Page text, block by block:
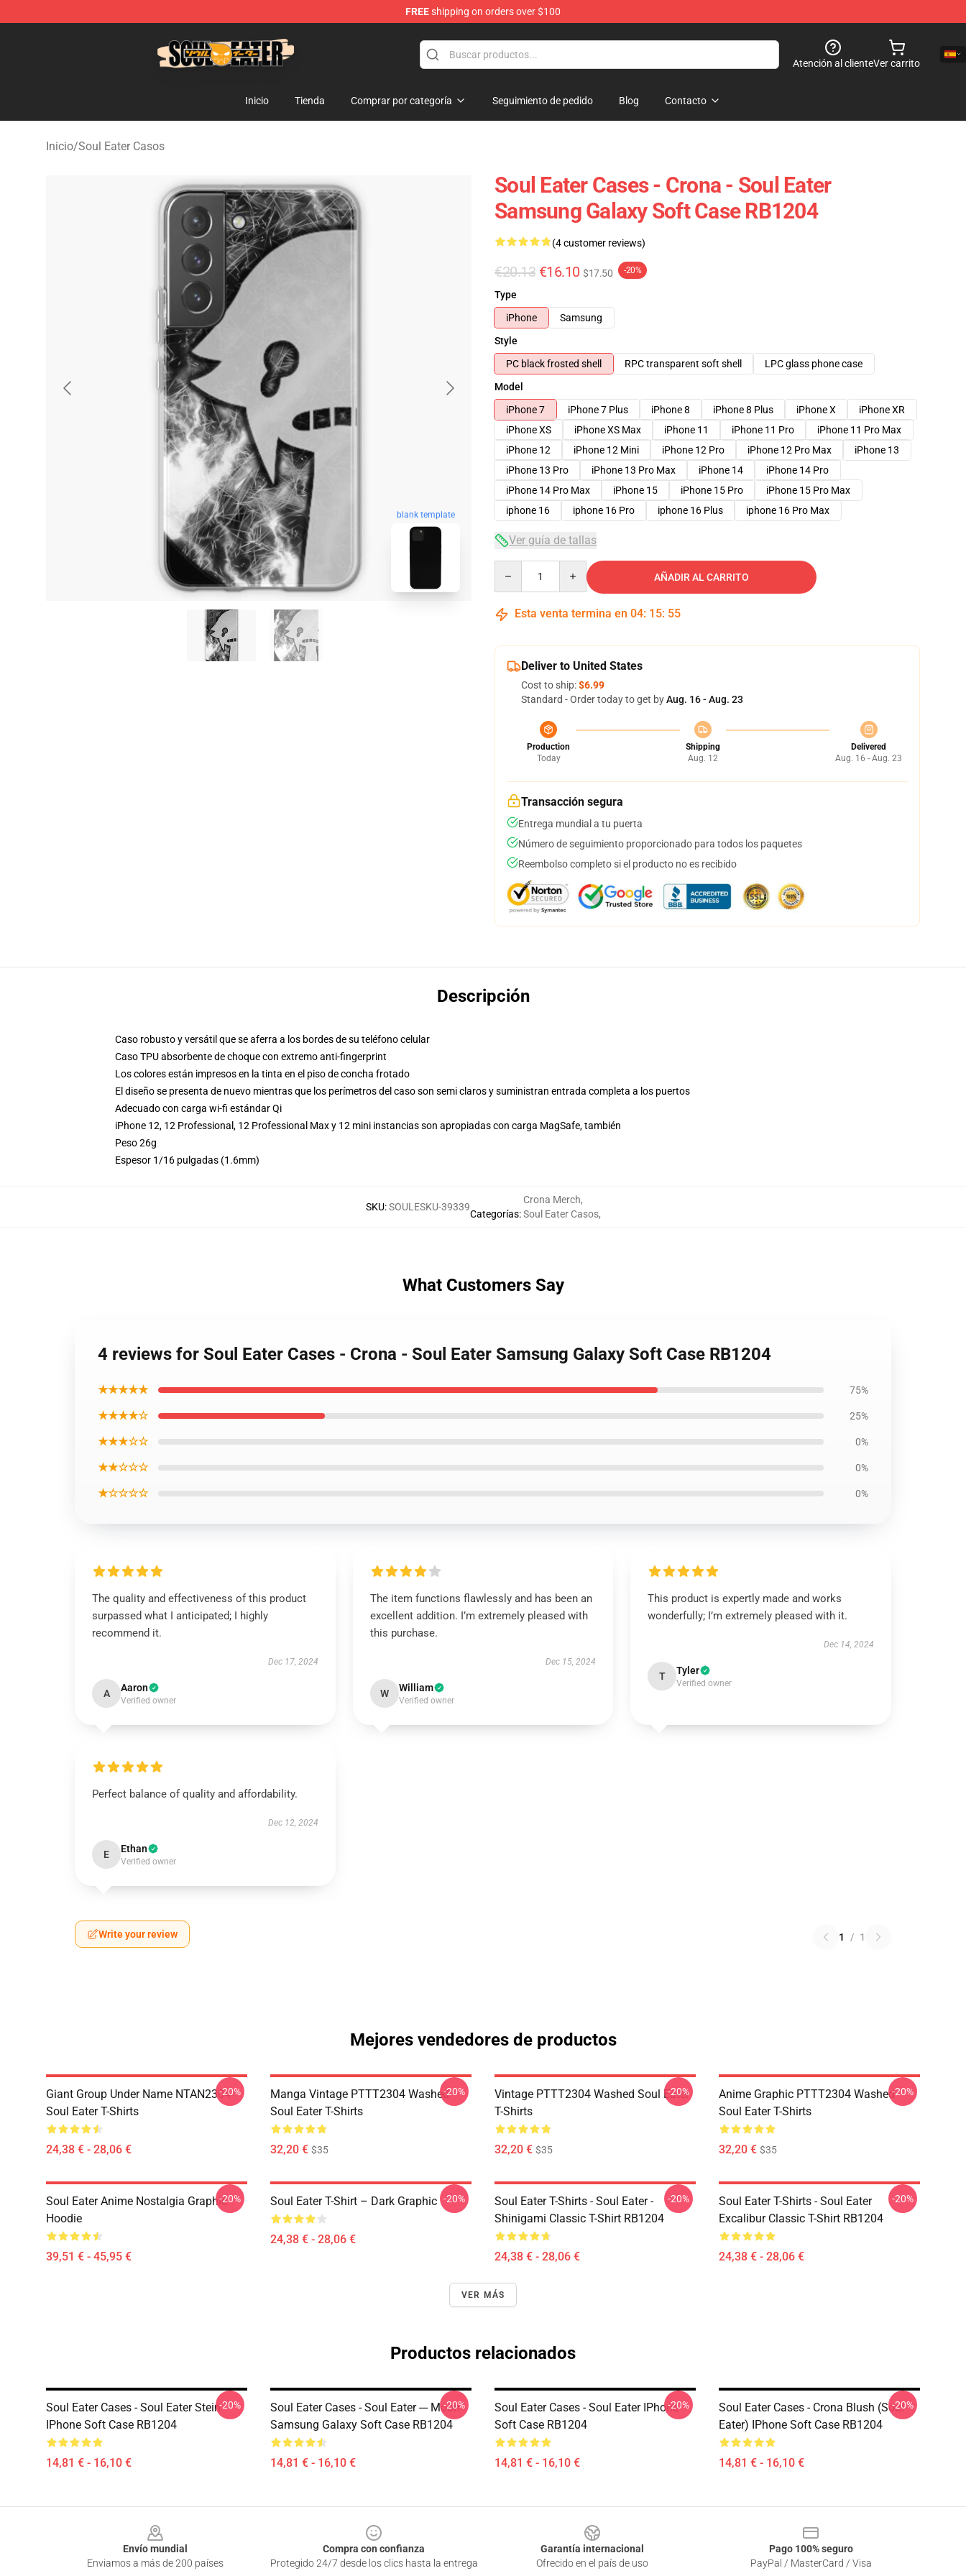
FREEshipping on orders over $100
Atención al clienteVer carrito
Inicio Tienda Comprar por categoría Seguimiento de pedido Blog Contacto
Inicio/Soul Eater Casos
blank template
Soul Eater Cases - Crona - Soul Eater
Samsung Galaxy Soft Case RB1204
(4 customer reviews)
€20.13 €16.10 $17.50 -20%
Type
iPhone
Samsung
Style
PC black frosted shell
RPC transparent soft shell
LPC glass phone case
Model
iPhone 7
iPhone 7 Plus iPhone 8 iPhone 8 Plus iPhone X
iPhone XR
iPhone XS
iPhone XS Max iPhone 11 iPhone 11 Pro
iPhone 11 Pro Max
iPhone 12
iPhone 12 Mini iPhone 12 Pro iPhone 12 Pro Max
iPhone 13
iPhone 13 Pro
iPhone 13 Pro Max iPhone 14
iPhone 14 Pro
iPhone 14 Pro Max
iPhone 15 iPhone 15 Pro
iPhone 15 Pro Max
iphone 16
iphone 16 Pro iphone 16 Plus iphone 16 Pro Max
Ver guía de tallas
AÑADIR AL CARRITO
Esta venta termina en 04: 15: 54
Deliver to United States
Cost to ship:$6.99
Standard - Order today to get byAug. 16 - Aug. 23
Production
Today
Shipping
Aug. 12
Delivered
Aug. 16 - Aug. 23
Transacción segura
Entrega mundial a tu puerta
Número de seguimiento proporcionado para todos los paquetes
Reembolso completo si el producto no es recibido
Descripción
Caso robusto y versátil que se aferra a los bordes de su teléfono celular
Caso TPU absorbente de choque con extremo anti-fingerprint
Los colores están impresos en la tinta en el piso de concha frotado
El diseño se presenta de nuevo mientras que los perímetros del caso son semi claros y suministran entrada completa a los puertos
Adecuado con carga wi-fi estándar Qi
iPhone 12, 12 Professional, 12 Professional Max y 12 mini instancias son apropiadas con carga MagSafe, también
Peso 26g
Espesor 1/16 pulgadas (1.6mm)
SKU:SOULESKU-39339
Categorías:
Crona Merch,
Soul Eater Casos,
What Customers Say
4 reviews for Soul Eater Cases - Crona - Soul Eater Samsung Galaxy Soft Case RB1204
★★★★★ 75%
★★★★☆ 25%
★★★☆☆ 0%
★★☆☆☆ 0%
★☆☆☆☆ 0%
The quality and effectiveness of this product
surpassed what I anticipated; I highly
recommend it.
Dec 17, 2024
A Aaron
Verified owner
The item functions flawlessly and has been an
excellent addition. I’m extremely pleased with
this purchase.
Dec 15, 2024
W William
Verified owner
This product is expertly made and works
wonderfully; I’m extremely pleased with it.
Dec 14, 2024
T Tyler
Verified owner
Perfect balance of quality and affordability.
Dec 12, 2024
E Ethan
Verified owner
Write your review 1 / 1
Mejores vendedores de productos
Giant Group Under Name NTAN2304
Soul Eater T-Shirts
24,38 € - 28,06 €
-20%
Manga Vintage PTTT2304 Washed
Soul Eater T-Shirts
32,20 € $35
-20%
Vintage PTTT2304 Washed Soul Eater
T-Shirts
32,20 € $35
-20%
Anime Graphic PTTT2304 Washed
Soul Eater T-Shirts
32,20 € $35
-20%
Soul Eater Anime Nostalgia Graphic
Hoodie
39,51 € - 45,95 €
-20% Soul Eater T-Shirt – Dark Graphic
24,38 € - 28,06 €
-20%
Soul Eater T-Shirts - Soul Eater -
Shinigami Classic T-Shirt RB1204
24,38 € - 28,06 €
-20%
Soul Eater T-Shirts - Soul Eater
Excalibur Classic T-Shirt RB1204
24,38 € - 28,06 €
-20%
VER MÁS
Productos relacionados
Soul Eater Cases - Soul Eater Stein
IPhone Soft Case RB1204
14,81 € - 16,10 €
-20%
Soul Eater Cases - Soul Eater --- Moon
Samsung Galaxy Soft Case RB1204
14,81 € - 16,10 €
-20%
Soul Eater Cases - Soul Eater IPhone
Soft Case RB1204
14,81 € - 16,10 €
-20%
Soul Eater Cases - Crona Blush (soul
Eater) IPhone Soft Case RB1204
14,81 € - 16,10 €
-20%
Envío mundial
Enviamos a más de 200 países
Compra con confianza
Protegido 24/7 desde los clics hasta la entrega
Garantía internacional
Ofrecido en el país de uso
Pago 100% seguro
PayPal / MasterCard / Visa